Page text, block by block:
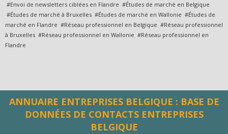
#Envoi de newsletters ciblées en Flandre #Études de marché en Belgique
#Études de marché à Bruxelles #Études de marché en Wallonie #Études de
marché en Flandre #Réseau professionnel en Belgique #Réseau professionnel
à Bruxelles #Réseau professionnel en Wallonie #Réseau professionnel en
Flandre
ANNUAIRE ENTREPRISES BELGIQUE : BASE DE
DONNÉES DE CONTACTS ENTREPRISES
BELGIQUE